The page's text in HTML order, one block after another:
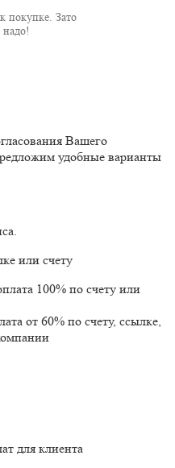
покупке. Зато
надо!
Вашего
удобные варианты
или счету
100% по счету или
от 60% по счету, ссылке,
для клиента